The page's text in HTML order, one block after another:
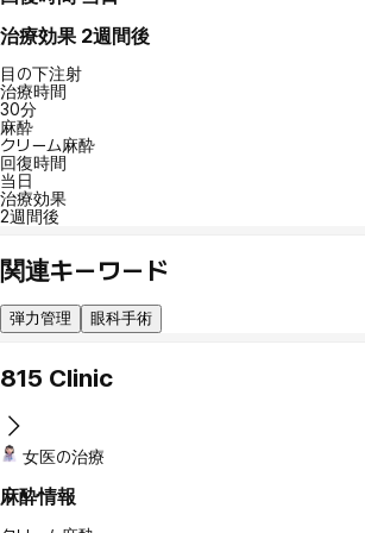
治療効果 2週間後
目の下注射
治療時間
30分
麻酔
クリーム麻酔
回復時間
当日
治療効果
2週間後
関連キーワード
弾力管理 眼科手術
815 Clinic
女医の治療
麻酔情報